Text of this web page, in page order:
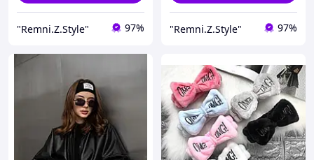
"Remni.Z.Style" 97% "Remni.Z.Style" 97%